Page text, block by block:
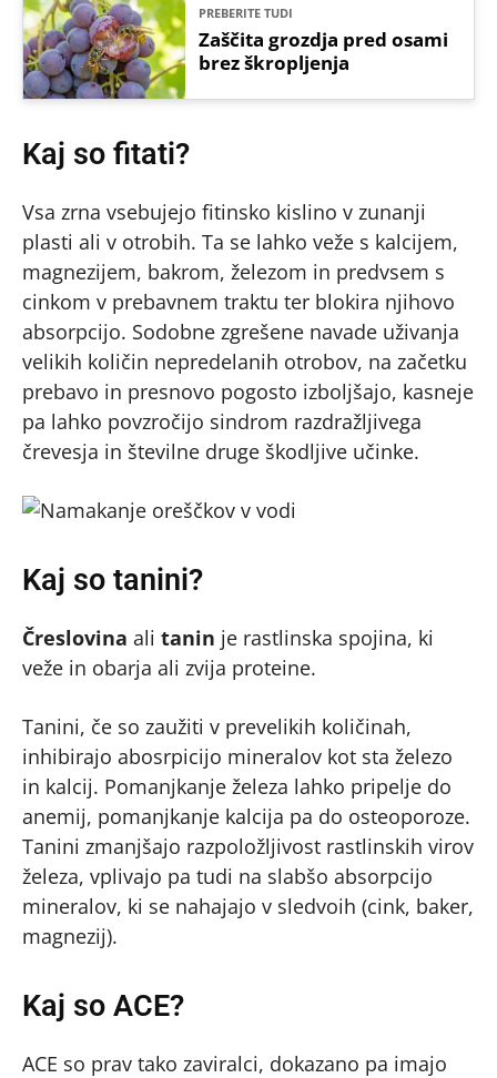
PREBERITE TUDI
Zaščita grozdja pred osami
brez škropljenja
Kaj so fitati?
Vsa zrna vsebujejo fitinsko kislino v zunanji
plasti ali v otrobih. Ta se lahko veže s kalcijem,
magnezijem, bakrom, železom in predvsem s
cinkom v prebavnem traktu ter blokira njihovo
absorpcijo. Sodobne zgrešene navade uživanja
velikih količin nepredelanih otrobov, na začetku
prebavo in presnovo pogosto izboljšajo, kasneje
pa lahko povzročijo sindrom razdražljivega
črevesja in številne druge škodljive učinke.
Kaj so tanini?
Čreslovina ali tanin je rastlinska spojina, ki
veže in obarja ali zvija proteine.
Tanini, če so zaužiti v prevelikih količinah,
inhibirajo abosrpicijo mineralov kot sta železo
in kalcij. Pomanjkanje železa lahko pripelje do
anemij, pomanjkanje kalcija pa do osteoporoze.
Tanini zmanjšajo razpoložljivost rastlinskih virov
železa, vplivajo pa tudi na slabšo absorpcijo
mineralov, ki se nahajajo v sledvoih (cink, baker,
magnezij).
Kaj so ACE?
ACE so prav tako zaviralci, dokazano pa imajo